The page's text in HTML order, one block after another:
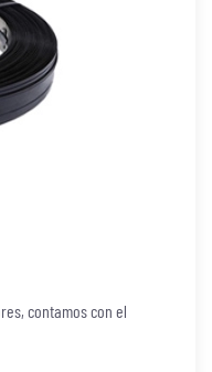
contamos con el